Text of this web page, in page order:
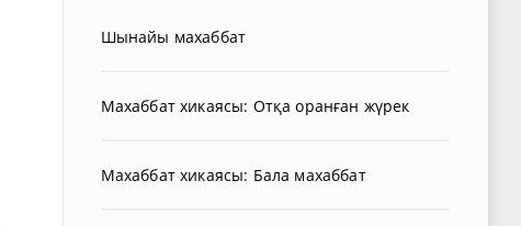
Шынайы махаббат
Махаббат хикаясы: Отқа оранған жүрек
Махаббат хикаясы: Бала махаббат